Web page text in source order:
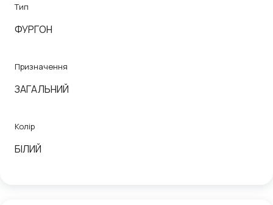
Тип
ФУРГОН
Призначення
ЗАГАЛЬНИЙ
Колір
БІЛИЙ